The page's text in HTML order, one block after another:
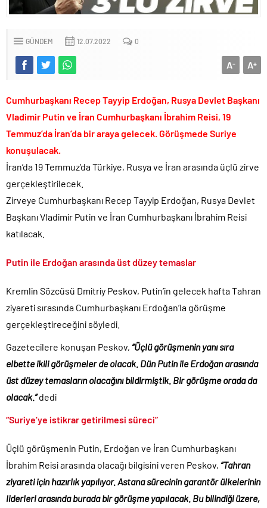
6.37 TL’lik indirimini ÖTV kazığı ile iptal edip 1 liraya düşürdüler!.
paşa emekliye sevk edildi!.
Türkiye’nin ilk kadın hava kuvvetleri paşası hayırlı olsun..
Bay Kemal gibi şimdiden “İktidar Olamazsam İstifa Ederim” gazları
vermeye başladı!.
ABD’de de 25 eyalet Trump yönetimine karşı dava açtı!.
Brent petrol çakıldı!.
Rüşvet ve yolsuzluktan tutuklanan CHP’li Erdal Beşikçioğlu
Uğur Mumcu dosyası 33 yıl sonra yeniden açılıyor..
CHP Lideri Kılıçdaoğlu’ndan Terörsüz Türkiye sürecine destek
Denize döktüğümüz(!) Yunanların ekonomisini şaha kaldırdık!.
TÜİK kira zam oranını yüzde 31 olarak açıkladı..
18 yaş altı çocuklara müebbet hapis cezası resmen onaylandı!.
Ekrem İmamoğlu dahil 53 ismin tutukluluğunun devamına karar
verildi..
Merkez Bankası’nın toplam rezervleri 164,4 milyar dolara yükseldi..
Yolsuzluktan gözaltına alınan Veli Ağbaba’nın kardeşi tutuklandı!.
Taksicilerden darbe girişimi gibi eylem planı!.
GÜNDEM 12.07.2022 0
A+
A-
Cumhurbaşkanı Recep Tayyip Erdoğan, Rusya Devlet Başkanı
Vladimir Putin ve İran Cumhurbaşkanı İbrahim Reisi, 19
Temmuz’da İran’da bir araya gelecek. Görüşmede Suriye
konuşulacak.
İran’da 19 Temmuz’da Türkiye, Rusya ve İran arasında üçlü zirve
gerçekleştirilecek.
Zirveye Cumhurbaşkanı Recep Tayyip Erdoğan, Rusya Devlet
Başkanı Vladimir Putin ve İran Cumhurbaşkanı İbrahim Reisi
katılacak.
Putin ile Erdoğan arasında üst düzey temaslar
Kremlin Sözcüsü Dmitriy Peskov, Putin’in gelecek hafta Tahran
ziyareti sırasında Cumhurbaşkanı Erdoğan’la görüşme
gerçekleştireceğini söyledi.
Gazetecilere konuşan Peskov, “Üçlü görüşmenin yanı sıra
elbette ikili görüşmeler de olacak. Dün Putin ile Erdoğan arasında
üst düzey temasların olacağını bildirmiştik. Bir görüşme orada da
olacak.”dedi
“Suriye’ye istikrar getirilmesi süreci”
Üçlü görüşmenin Putin, Erdoğan ve İran Cumhurbaşkanı
İbrahim Reisi arasında olacağı bilgisini veren Peskov, “Tahran
ziyareti için hazırlık yapılıyor. Astana sürecinin garantör ülkelerinin
liderleri arasında burada bir görüşme yapılacak. Bu bilindiği üzere,